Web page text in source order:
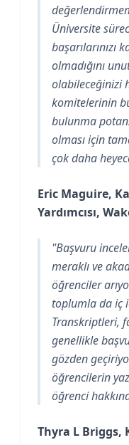
Üniversite
başarılarınızı
olmadığını
olabileceğinizi
komitelerinin
bulunma
olması için
çok daha
Eric Maguire,
Yardımcısı,
"Başvuru
meraklı ve
öğrenciler
toplumla da iç
Transkriptleri,
genellikle
gözden
öğrencilerin
öğrenci
Thyra L Briggs,